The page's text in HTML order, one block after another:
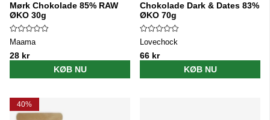
Mørk Chokolade 85% RAW
ØKO 30g
Maama
28 kr
KØB NU
Chokolade Dark & Dates 83%
ØKO 70g
Lovechock
66 kr
KØB NU
40%